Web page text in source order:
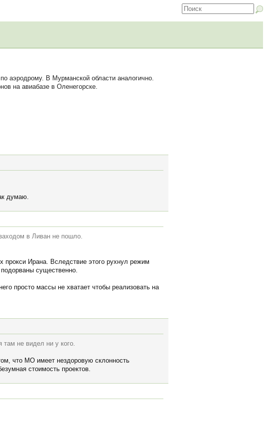
аэродрому. В Мурманской области аналогично.
на авиабазе в Оленегорске.
думаю.
в Ливан не пошло.
прокси Ирана. Вследствие этого рухнул режим
существенно.
просто массы не хватает чтобы реализовать на
там не видел ни у кого.
что МО имеет нездоровую склонность
стоимость проектов.